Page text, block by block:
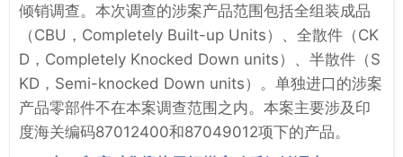
倾销调查。本次调查的涉案产品范围包括全组装成品
（CBU，Completely Built-up Units）、全散件（CK
D，Completely Knocked Down units）、半散件（S
KD，Semi-knocked Down units）。单独进口的涉案
产品零部件不在本案调查范围之内‌。本案主要涉及印
度海关编码87012400和87049012项下的产品。